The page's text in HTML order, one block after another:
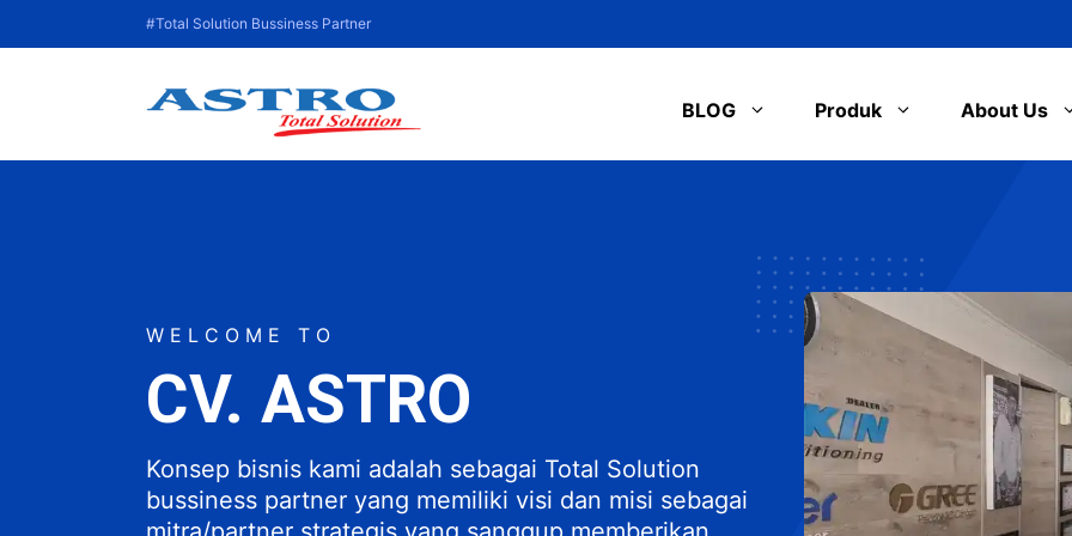
ke
#Total Solution Bussiness Partner
BLOG Produk About Us
WELCOME TO
CV. ASTRO
Konsep bisnis kami adalah sebagai Total Solution
bussiness partner yang memiliki visi dan misi sebagai